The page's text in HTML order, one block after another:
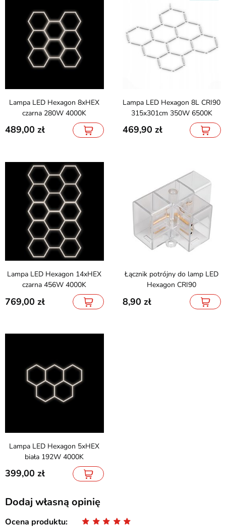
Lampa LED Hexagon 8xHEX
czarna 280W 4000K
489,00
Lampa LED Hexagon 8L CRI90
315x301cm 350W 6500K
469,90
Lampa LED Hexagon 14xHEX
czarna 456W 4000K
769,00
Łącznik potrójny do lamp LED
Hexagon CRI90
8,90
Lampa LED Hexagon 5xHEX
biała 192W 4000K
399,00
Dodaj własną opinię
Ocena produktu